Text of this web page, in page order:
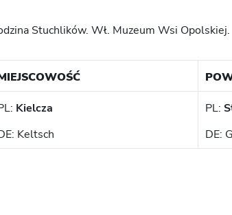
Stuchlików. Wł. Muzeum Wsi Opolskiej.
Kielcza
Keltsch
PL:
DE: